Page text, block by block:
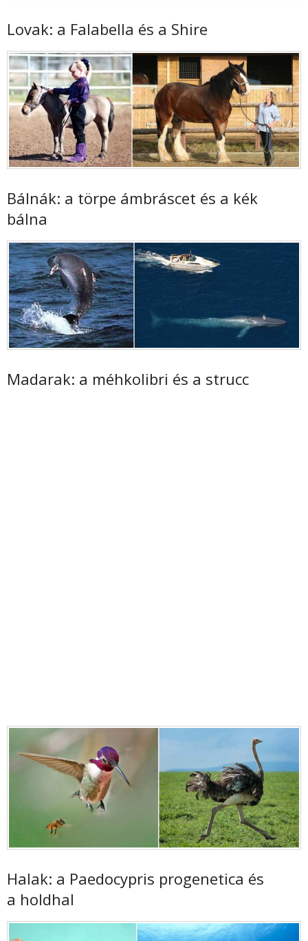
Lovak: a Falabella és a Shire
Bálnák: a törpe ámbráscet és a kék
bálna
Madarak: a méhkolibri és a strucc
Halak: a Paedocypris progenetica és
a holdhal